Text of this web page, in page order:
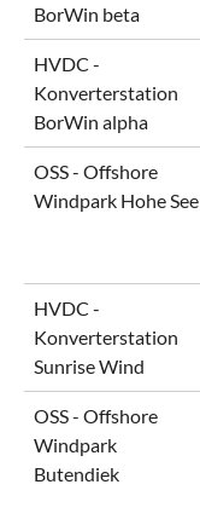
BorWin beta
HVDC -
Konverterstation
BorWin alpha
OSS - Offshore
Windpark Hohe See
HVDC -
Konverterstation
Sunrise Wind
OSS - Offshore
Windpark
Butendiek